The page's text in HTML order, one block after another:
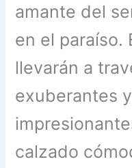
amante del
en el paraíso.
llevarán a
exuberantes
calzado